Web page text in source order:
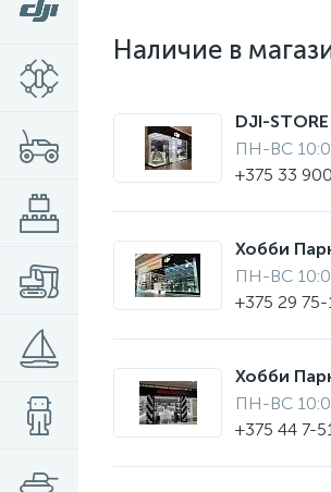
Наличие в
DJI-
ПН-ВС
+375 33
Хобби
ПН-ВС
+375 29
Хобби
ПН-ВС
+375 44 7-